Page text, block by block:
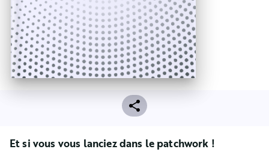
Et si vous vous lanciez dans le patchwork !